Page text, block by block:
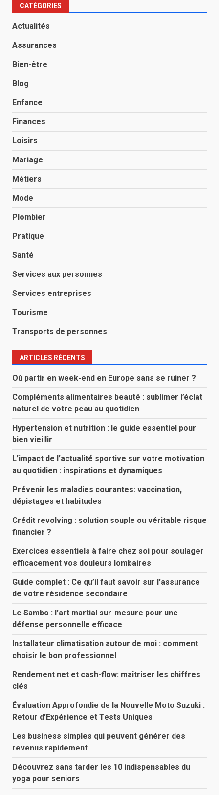
CATÉGORIES
Actualités
Assurances
Bien-être
Blog
Enfance
Finances
Loisirs
Mariage
Métiers
Mode
Plombier
Pratique
Santé
Services aux personnes
Services entreprises
Tourisme
Transports de personnes
ARTICLES RÉCENTS
Où partir en week-end en Europe sans se ruiner ?
Compléments alimentaires beauté : sublimer l’éclat
naturel de votre peau au quotidien
Hypertension et nutrition : le guide essentiel pour
bien vieillir
L’impact de l’actualité sportive sur votre motivation
au quotidien : inspirations et dynamiques
Prévenir les maladies courantes: vaccination,
dépistages et habitudes
Crédit revolving : solution souple ou véritable risque
financier ?
Exercices essentiels à faire chez soi pour soulager
efficacement vos douleurs lombaires
Guide complet : Ce qu’il faut savoir sur l’assurance
de votre résidence secondaire
Le Sambo : l’art martial sur-mesure pour une
défense personnelle efficace
Installateur climatisation autour de moi : comment
choisir le bon professionnel
Rendement net et cash-flow: maîtriser les chiffres
clés
Évaluation Approfondie de la Nouvelle Moto Suzuki :
Retour d’Expérience et Tests Uniques
Les business simples qui peuvent générer des
revenus rapidement
Découvrez sans tarder les 10 indispensables du
yoga pour seniors